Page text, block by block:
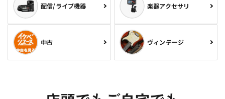
配信/ライブ機器 楽器アクセサリ
中古 ヴィンテージ